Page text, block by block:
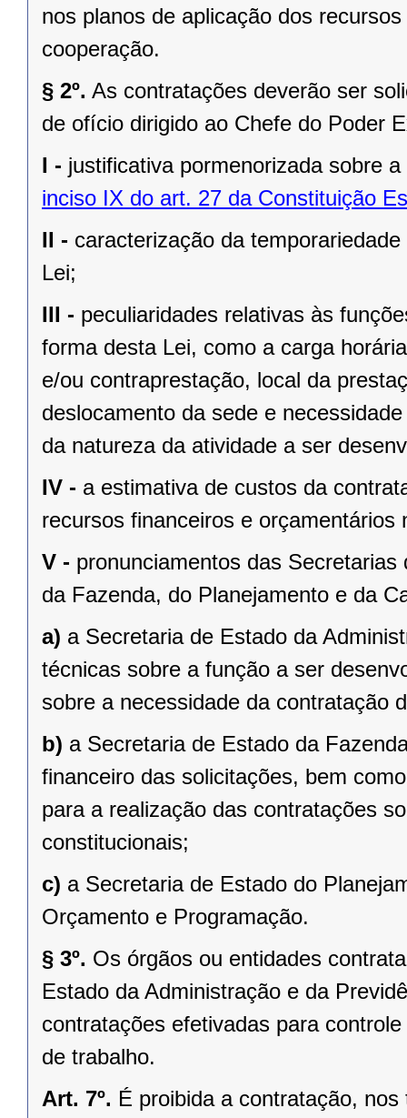
nos planos de aplicação dos
cooperação.
§ 2º. As contratações deverão ser
de ofício dirigido ao Chefe do Poder
I - justificativa pormenorizada sobre
inciso IX do art. 27 da Constituição
II - caracterização da
Lei;
III - peculiaridades relativas às
forma desta Lei, como a carga
e/ou contraprestação, local da
deslocamento da sede e
da natureza da atividade a ser
IV - a estimativa de custos da
recursos financeiros e
V - pronunciamentos das
da Fazenda, do Planejamento e da
a) a Secretaria de Estado da
técnicas sobre a função a ser
sobre a necessidade da contratação
b) a Secretaria de Estado da
financeiro das solicitações, bem
para a realização das contratações
constitucionais;
c) a Secretaria de Estado do
Orçamento e Programação.
§ 3º. Os órgãos ou entidades
Estado da Administração e da
contratações efetivadas para
de trabalho.
Art. 7º. É proibida a contratação,